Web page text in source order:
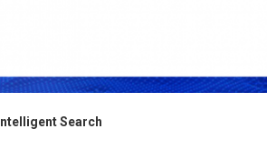
Intelligent Search